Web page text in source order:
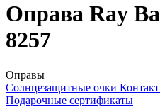
Оправа Ray
8257
Оправы
Солнцезащитные очки
Подарочные сертификаты